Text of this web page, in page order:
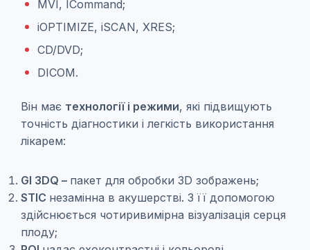
MVI, ICommand;
iOPTIMIZE, iSCAN, XRES;
CD/DVD;
DICOM.
Він має технології і режими, які підвищують
точність діагностики і легкість використання
лікарем:
GI 3DQ – пакет для обробки 3D зображень;
STIC незамінна в акушерстві. З її допомогою
здійснюється чотиривимірна візуалізація серця
плоду;